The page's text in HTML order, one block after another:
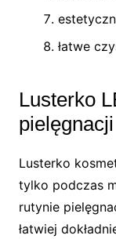
łatwe
Lusterko
Lusterko
tylko podczas
rutynie
łatwiej